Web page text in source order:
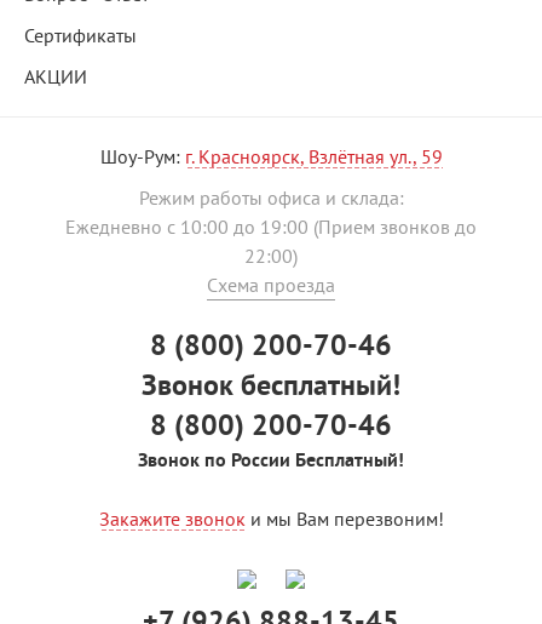
Сертификаты
АКЦИИ
Шоу-Рум: г. Красноярск, Взлётная ул., 59
Режим работы офиса и склада:
Ежедневно с 10:00 до 19:00 (Прием звонков до
22:00)
Схема проезда
8 (800) 200-70-46
Звонок бесплатный!
8 (800) 200-70-46
Звонок по России Бесплатный!
Закажите звоноки мы Вам перезвоним!